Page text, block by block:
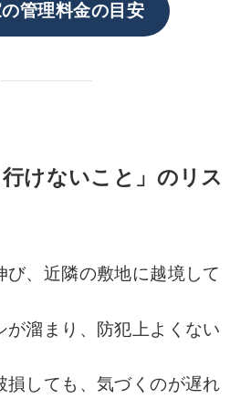
管理料金の目安
けないこと」のリス
び、近隣の敷地に越境して
が溜まり、防犯上よくない
損しても、気づくのが遅れ